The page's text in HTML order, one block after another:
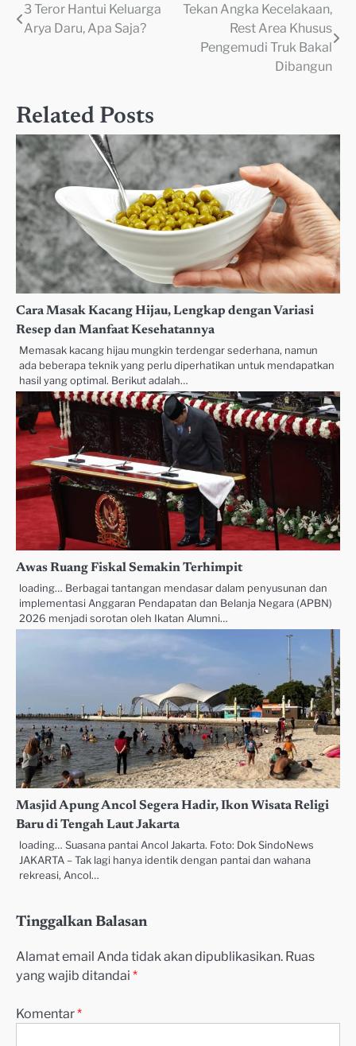
Navigasi
3 Teror Hantui Keluarga
Arya Daru, Apa Saja?
Tekan Angka Kecelakaan,
Rest Area Khusus
Pengemudi Truk Bakal
Dibangun
Related Posts
Cara Masak Kacang Hijau, Lengkap dengan Variasi
Resep dan Manfaat Kesehatannya
Memasak kacang hijau mungkin terdengar sederhana, namun
ada beberapa teknik yang perlu diperhatikan untuk mendapatkan
hasil yang optimal. Berikut adalah…
Awas Ruang Fiskal Semakin Terhimpit
loading… Berbagai tantangan mendasar dalam penyusunan dan
implementasi Anggaran Pendapatan dan Belanja Negara (APBN)
2026 menjadi sorotan oleh Ikatan Alumni…
Masjid Apung Ancol Segera Hadir, Ikon Wisata Religi
Baru di Tengah Laut Jakarta
loading… Suasana pantai Ancol Jakarta. Foto: Dok SindoNews
JAKARTA – Tak lagi hanya identik dengan pantai dan wahana
rekreasi, Ancol…
Tinggalkan Balasan
Alamat email Anda tidak akan dipublikasikan. Ruas
yang wajib ditandai *
Komentar*